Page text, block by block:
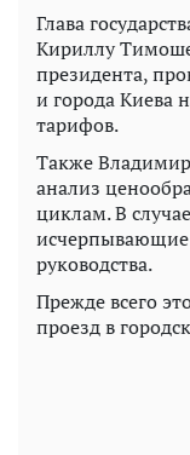
Глава
Кириллу
президента,
и города Киева
тарифов.
Также
анализ
циклам. В
исчерпывающие
руководства.
Прежде всего
проезд в